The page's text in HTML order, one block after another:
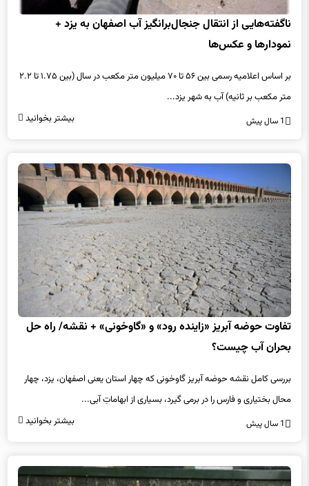
ناگفته‌هایی از انتقال جنجال‌برانگیز آب اصفهان به یزد +
نمودارها و عکس‌ها
بر اساس اعلامیه رسمی بین ۵۶ تا ۷۰ میلیون متر مکعب در سال (بین ۱.۷۵ تا ۲.۲
متر مکعب بر ثانیه) آب به شهر یزد...
1 سال پیش بیشتر بخوانید
تفاوت حوضه آبریز «زاینده رود» و «گاوخونی» + نقشه/ راه حل
بحران آب چیست؟
بررسی کامل نقشه حوضه‌ آبریز گاوخونی که چهار استان یعنی اصفهان، یزد، چهار
محال بختیاری و فارس را در برمی گیرد، بسیاری از ابهاماتِ آبی...
1 سال پیش بیشتر بخوانید